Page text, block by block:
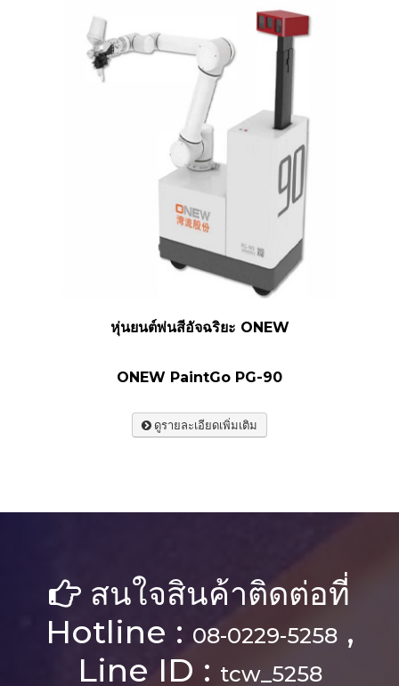
หุ่นยนต์พ่นสีอัจฉริยะ ONEW
ONEW PaintGo PG-90
ดูรายละเอียดเพิ่มเติม
สนใจสินค้าติดต่อที่
Hotline : 08-0229-5258,
Line ID : tcw_5258